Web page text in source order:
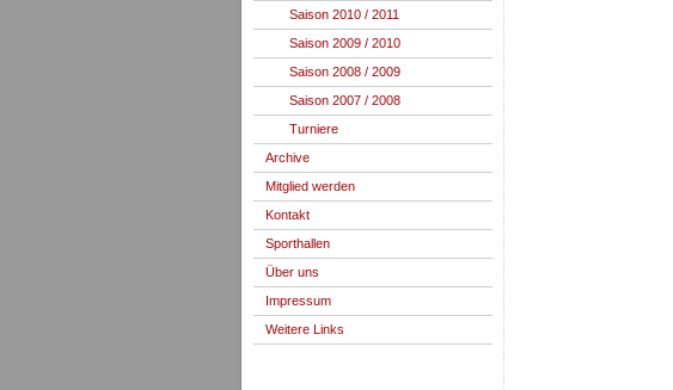
Saison 2010 / 2011
Saison 2009 / 2010
Saison 2008 / 2009
Saison 2007 / 2008
Turniere
Archive
Mitglied werden
Kontakt
Sporthallen
Über uns
Impressum
Weitere Links